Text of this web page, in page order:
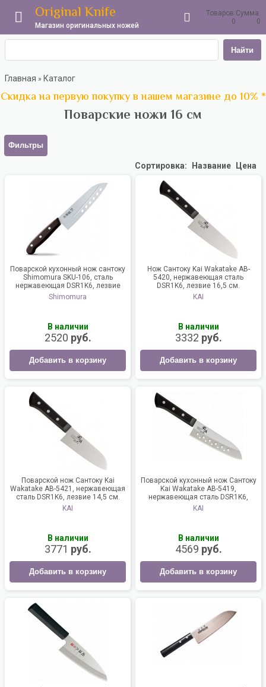
Original Knife
Магазин оригинальных ножей
Товаров:
0
Сумма:
0
Найти
Главная » Каталог
Скидка на первую покупку в нашем магазине до 10% *
Поварские ножи 16 см
Фильтры
Сортировка: Название Цена
Поварской кухонный нож сантоку
Shimomura SKU-106, сталь
нержавеющая DSR1K6, лезвие
16.5 см., Япония
Shimomura
В наличии
2520 руб.
Добавить в корзину
Нож Сантоку Kai Wakatake AB-
5420, нержавеющая сталь
DSR1K6, лезвие 16,5 см.
KAI
В наличии
3332 руб.
Добавить в корзину
Поварской нож Сантоку Kai
Wakatake AB-5421, нержавеющая
сталь DSR1K6, лезвие 14,5 см.
KAI
В наличии
3771 руб.
Добавить в корзину
Поварской кухонный нож Сантоку
Kai Wakatake AB-5419,
нержавеющая сталь DSR1K6,
лезвие 16,5 см.
KAI
В наличии
4569 руб.
Добавить в корзину